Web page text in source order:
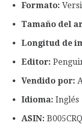
Formato:
Tamaño del
Longitud de
Editor:
Vendido por:
Idioma: Inglés
ASIN: